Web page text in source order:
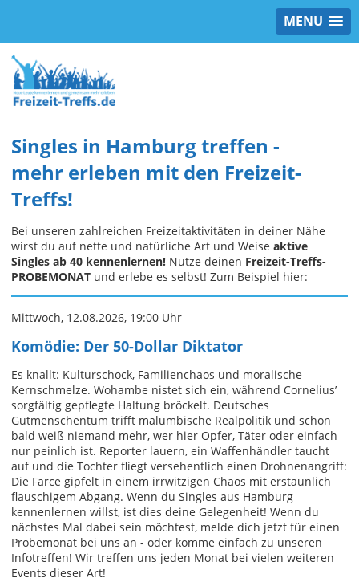
MENU
Singles in Hamburg treffen -
mehr erleben mit den Freizeit-
Treffs!
Bei unseren zahlreichen Freizeitaktivitäten in deiner Nähe
wirst du auf nette und natürliche Art und Weise aktive
Singles ab 40 kennenlernen! Nutze deinen Freizeit-Treffs-
PROBEMONAT und erlebe es selbst! Zum Beispiel hier:
Mittwoch, 12.08.2026, 19:00 Uhr
Komödie: Der 50-Dollar Diktator
Es knallt: Kulturschock, Familienchaos und moralische
Kernschmelze. Wohambe nistet sich ein, während Cornelius’
sorgfältig gepflegte Haltung bröckelt. Deutsches
Gutmenschentum trifft malumbische Realpolitik und schon
bald weiß niemand mehr, wer hier Opfer, Täter oder einfach
nur peinlich ist. Reporter lauern, ein Waffenhändler taucht
auf und die Tochter fliegt versehentlich einen Drohnenangriff:
Die Farce gipfelt in einem irrwitzigen Chaos mit erstaunlich
flauschigem Abgang. Wenn du Singles aus Hamburg
kennenlernen willst, ist dies deine Gelegenheit! Wenn du
nächstes Mal dabei sein möchtest, melde dich jetzt für einen
Probemonat bei uns an - oder komme einfach zu unseren
Infotreffen! Wir treffen uns jeden Monat bei vielen weiteren
Events dieser Art!